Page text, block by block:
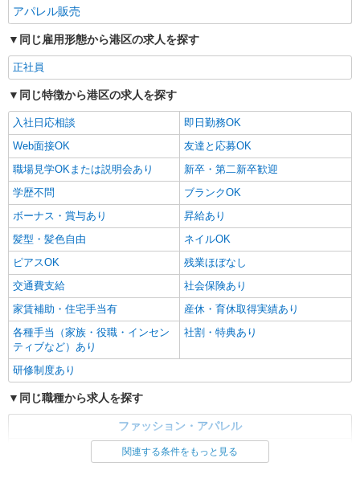
時給1720円 ＊経験により、ご相談可能です。
月収例：276000円 ★交通費規定に基づき交通費支
給
キープ
アパレル販売
同じ雇用形態から港区の求人を探す
正社員
同じ特徴から港区の求人を探す
入社日応相談
即日勤務OK
Web面接OK
友達と応募OK
職場見学OKまたは説明会あり
新卒・第二新卒歓迎
学歴不問
ブランクOK
ボーナス・賞与あり
昇給あり
髪型・髪色自由
ネイルOK
ピアスOK
残業ほぼなし
交通費支給
社会保険あり
家賃補助・住宅手当有
産休・育休取得実績あり
各種手当（家族・役職・インセン
ティブなど）あり
社割・特典あり
研修制度あり
同じ職種から求人を探す
ファッション・アパレル
関連する条件をもっと見る